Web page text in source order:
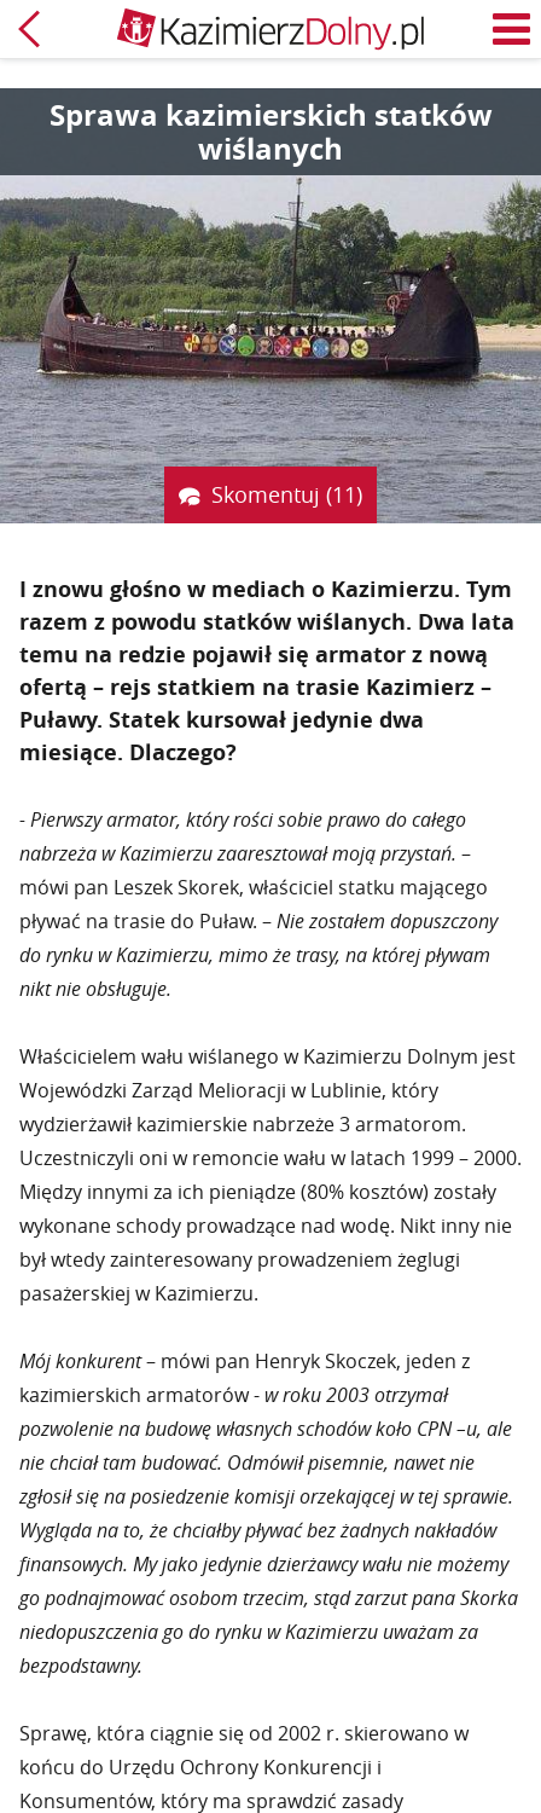
Powrót
Sprawa kazimierskich statków
wiślanych
Skomentuj (11)
I znowu głośno w mediach o Kazimierzu. Tym
razem z powodu statków wiślanych. Dwa lata
temu na redzie pojawił się armator z nową
ofertą – rejs statkiem na trasie Kazimierz –
Puławy. Statek kursował jedynie dwa
miesiące. Dlaczego?
- Pierwszy armator, który rości sobie prawo do całego
nabrzeża w Kazimierzu zaaresztował moją przystań. –
mówi pan Leszek Skorek, właściciel statku mającego
pływać na trasie do Puław. –Nie zostałem dopuszczony
do rynku w Kazimierzu, mimo że trasy, na której pływam
nikt nie obsługuje.
Właścicielem wału wiślanego w Kazimierzu Dolnym jest
Wojewódzki Zarząd Melioracji w Lublinie, który
wydzierżawił kazimierskie nabrzeże 3 armatorom.
Uczestniczyli oni w remoncie wału w latach 1999 – 2000.
Między innymi za ich pieniądze (80% kosztów) zostały
wykonane schody prowadzące nad wodę. Nikt inny nie
był wtedy zainteresowany prowadzeniem żeglugi
pasażerskiej w Kazimierzu.
Mój konkurent– mówi pan Henryk Skoczek, jeden z
kazimierskich armatorów - w roku 2003 otrzymał
pozwolenie na budowę własnych schodów koło CPN –u, ale
nie chciał tam budować. Odmówił pisemnie, nawet nie
zgłosił się na posiedzenie komisji orzekającej w tej sprawie.
Wygląda na to, że chciałby pływać bez żadnych nakładów
finansowych. My jako jedynie dzierżawcy wału nie możemy
go podnajmować osobom trzecim, stąd zarzut pana Skorka
niedopuszczenia go do rynku w Kazimierzu uważam za
bezpodstawny.
Sprawę, która ciągnie się od 2002 r. skierowano w
końcu do Urzędu Ochrony Konkurencji i
Konsumentów, który ma sprawdzić zasady